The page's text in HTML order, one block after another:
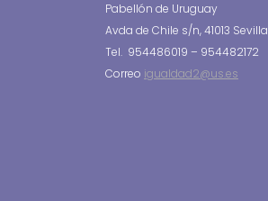
Pabellón de Uruguay
Avda de Chile s/n, 41013 Sevilla
Tel. 954486019 – 954482172
Correo igualdad2@us.es